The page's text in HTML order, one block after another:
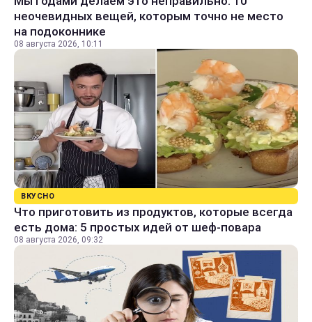
неочевидных вещей, которым точно не место
на подоконнике
08 августа 2026, 10:11
ВКУСНО
Что приготовить из продуктов, которые всегда
есть дома: 5 простых идей от шеф-повара
08 августа 2026, 09:32